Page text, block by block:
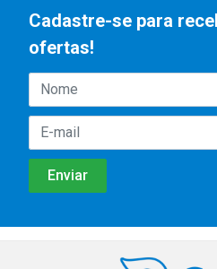
Cadastre-se para
ofertas!